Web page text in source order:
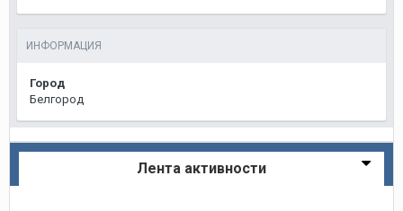
ИНФОРМАЦИЯ
Город
Белгород
Лента активности